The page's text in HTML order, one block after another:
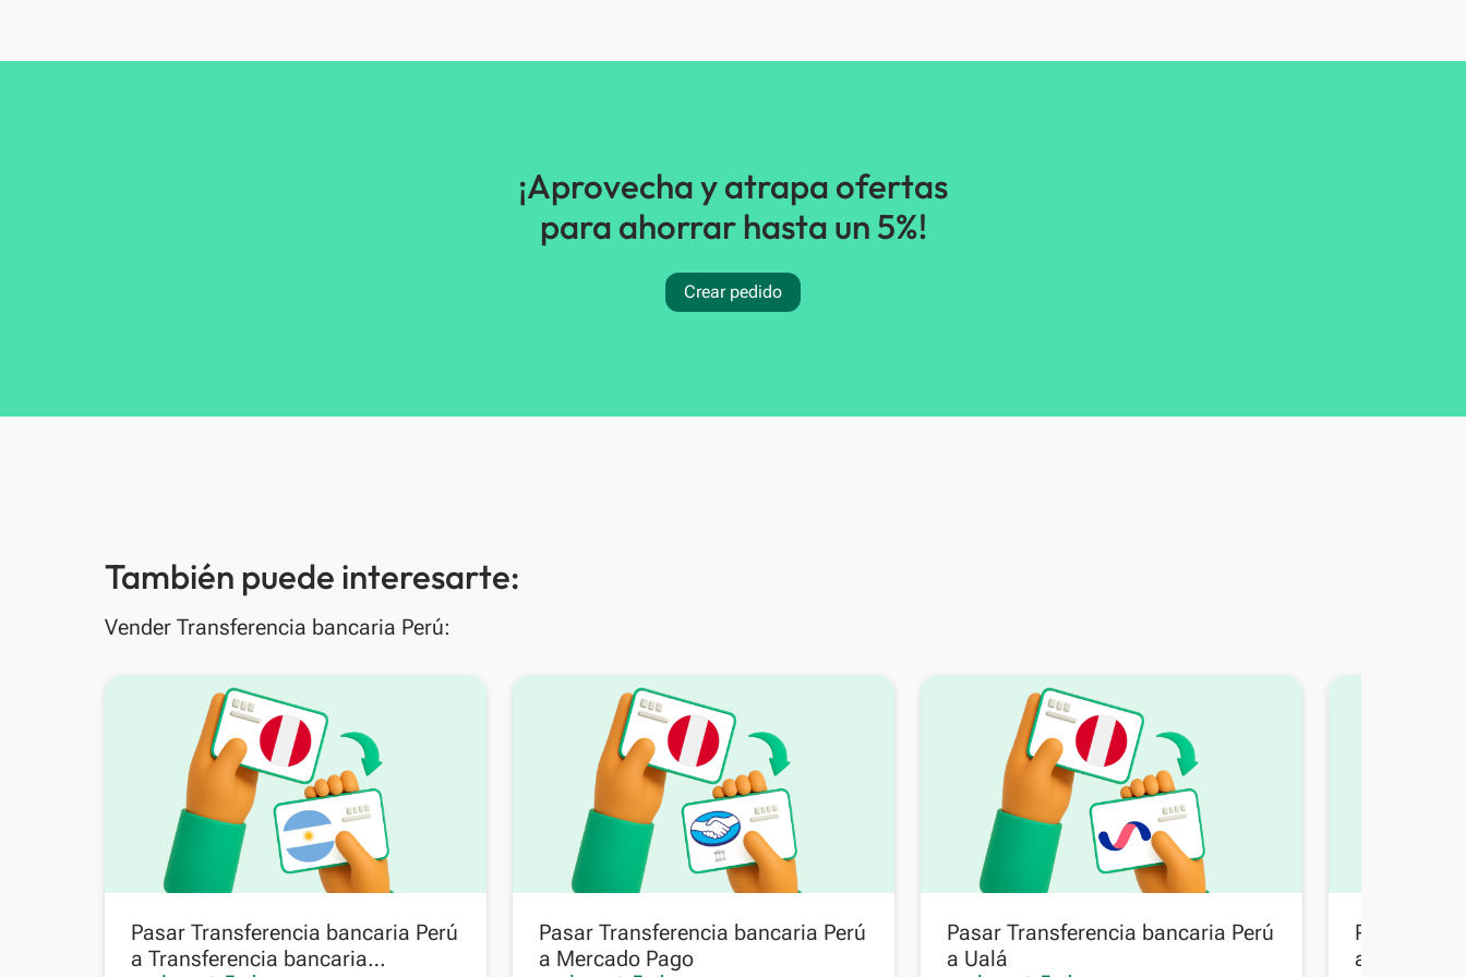
¡Aprovecha y atrapa ofertas
para ahorrar hasta un 5%!
Crear pedido
También puede interesarte:
Vender Transferencia bancaria Perú:
Pasar Transferencia bancaria Perú
a Transferencia bancaria
Pasar Transferencia bancaria Perú
a Mercado Pago
Pasar Transferencia bancaria Perú
a Ualá
Pasar
a